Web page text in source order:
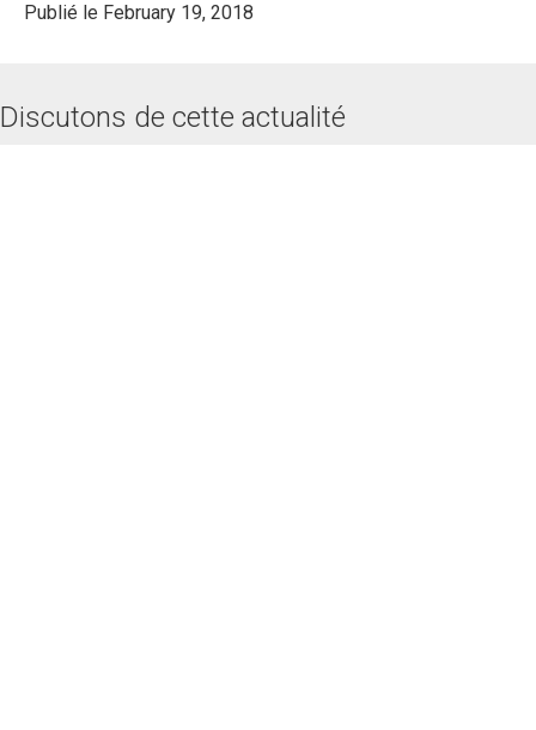
Publié le February 19, 2018
Discutons de cette actualité